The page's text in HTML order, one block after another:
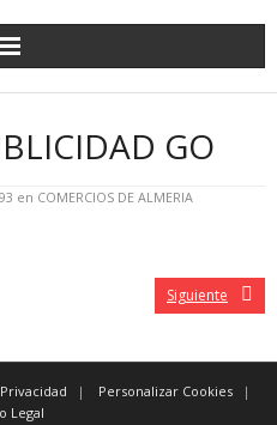
GO
en COMERCIOS DE ALMERIA
Siguiente
Personalizar Cookies
Legal